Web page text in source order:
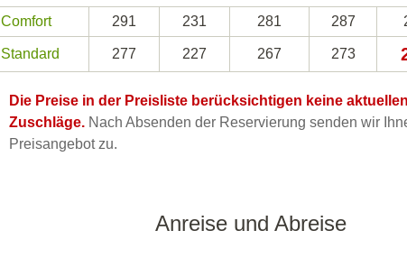
Comfort
291 231 281 287
Standard 277 227 267 273
Die Preise in der Preisliste berücksichtigen keine
Zuschläge. Nach Absenden der Reservierung senden wir
Preisangebot zu.
Anreise und Abreise